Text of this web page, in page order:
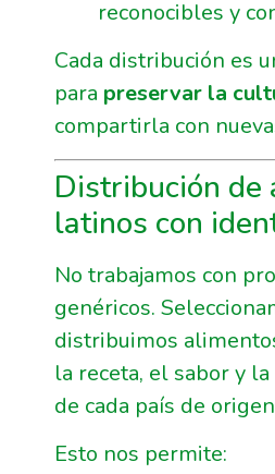
reconocibles y
Cada distribución es
para preservar la
compartirla con
Distribución de
latinos con
No trabajamos con
genéricos.
distribuimos
la receta, el sabor y
de cada país de
Esto nos permite: